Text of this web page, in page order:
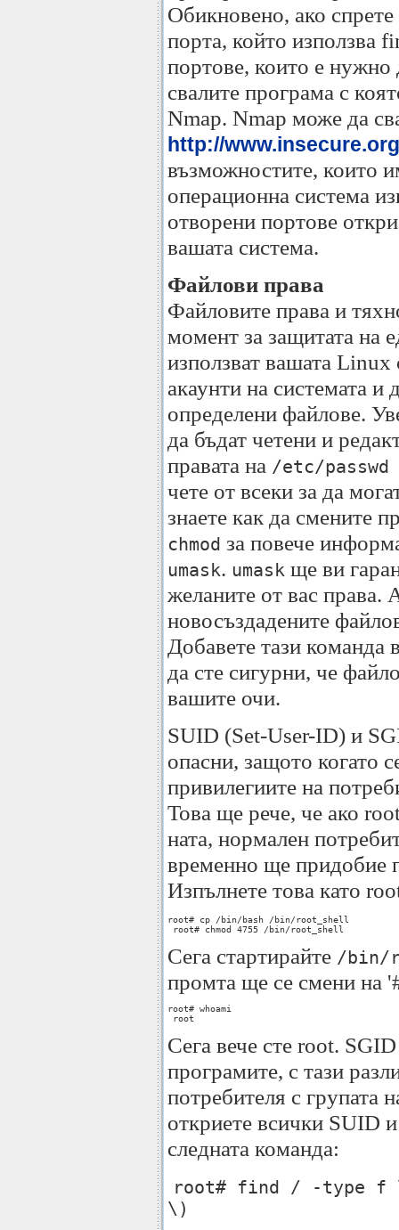
Обикновено, ако
порта, който използва
портове, които е нужно
свалите програма с
Nmap. Nmap може да
http://
възможностите, които
операционна система
отворени портове
вашата система.
Файлови права
Файловите права и
момент за защитата на
използват вашата
акаунти на системата и
определени файлове.
да бъдат четени и
правата на /etc/passwd
чете от всеки за да
знаете как да смените
chmod за повече
umask. umask ще ви
желаните от вас
новосъздадените
Добавете тази команда
да сте сигурни, че
вашите очи.
SUID (Set-User-ID) и
опасни, защото когато
привилегиите на
Това ще рече, че ако
ната, нормален
временно ще придобие
Изпълнете това като
root# cp /bin/bash /bin/root_shell
root# chmod 4755 /bin/root_shell
Сега стартирайте /bin/
промта ще се смени на
root# whoami
root
Сега вече сте root.
програмите, с тази
потребителя с групата
откриете всички SUID
следната команда:
root# find / -type f
\)